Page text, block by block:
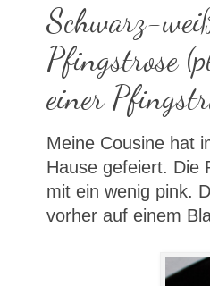
Schwarz-
Pfingstrose
einer
Meine Cousine hat
Hause gefeiert. Die
mit ein wenig pink.
vorher auf einem